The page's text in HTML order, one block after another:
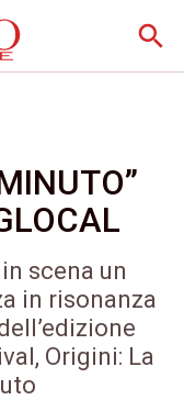
search
scena un
in risonanza
Origini: La